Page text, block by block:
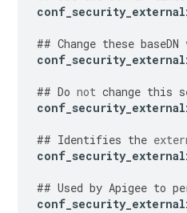
## Change these baseDN
## Do not change this
## Identifies the
## Used by Apigee to